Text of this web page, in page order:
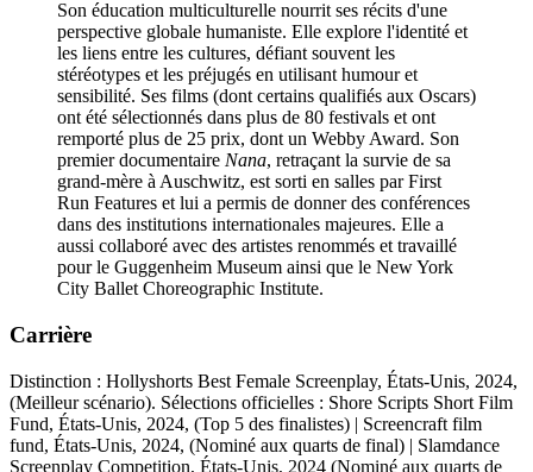
Son éducation multiculturelle nourrit ses récits d'une
perspective globale humaniste. Elle explore l'identité et
les liens entre les cultures, défiant souvent les
stéréotypes et les préjugés en utilisant humour et
sensibilité. Ses films (dont certains qualifiés aux Oscars)
ont été sélectionnés dans plus de 80 festivals et ont
remporté plus de 25 prix, dont un Webby Award. Son
premier documentaire Nana, retraçant la survie de sa
grand-mère à Auschwitz, est sorti en salles par First
Run Features et lui a permis de donner des conférences
dans des institutions internationales majeures. Elle a
aussi collaboré avec des artistes renommés et travaillé
pour le Guggenheim Museum ainsi que le New York
City Ballet Choreographic Institute.
Carrière
Distinction : Hollyshorts Best Female Screenplay, États-Unis, 2024,
(Meilleur scénario). Sélections officielles : Shore Scripts Short Film
Fund, États-Unis, 2024, (Top 5 des finalistes) | Screencraft film
fund, États-Unis, 2024, (Nominé aux quarts de final) | Slamdance
Screenplay Competition, États-Unis, 2024 (Nominé aux quarts de